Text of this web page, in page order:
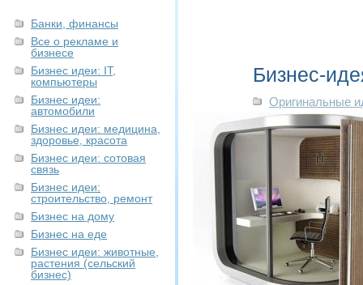
Банки, финансы
Все о рекламе и
бизнесе
Бизнес идеи: IT,
компьютеры
Бизнес идеи:
автомобили
Бизнес идеи: медицина,
здоровье, красота
Бизнес идеи: сотовая
связь
Бизнес идеи:
строительство, ремонт
Бизнес на дому
Бизнес на еде
Бизнес идеи: животные,
растения (сельский
бизнес)
Бизнес-
Оригинальные